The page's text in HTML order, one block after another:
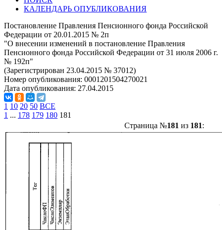
КАЛЕНДАРЬ ОПУБЛИКОВАНИЯ
Постановление Правления Пенсионного фонда Российской
Федерации от 20.01.2015 № 2п
"О внесении изменений в постановление Правления
Пенсионного фонда Российской Федерации от 31 июля 2006 г.
№ 192п"
(Зарегистрирован 23.04.2015 № 37012)
Номер опубликования: 0001201504270021
Дата опубликования: 27.04.2015
1 10 20 50 ВСЕ
1 ... 178 179 180 181
Страница №181 из 181: